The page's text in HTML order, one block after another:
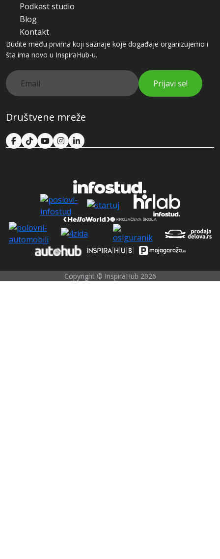
Podkast studio
Blog
Kontakt
Budite među prvima koji saznaje koje događaje organizujemo i
šta ima novo u InspiraHub-u.
Prijavi se!
Društvene mreže
Copyright © InspiraHub 2026